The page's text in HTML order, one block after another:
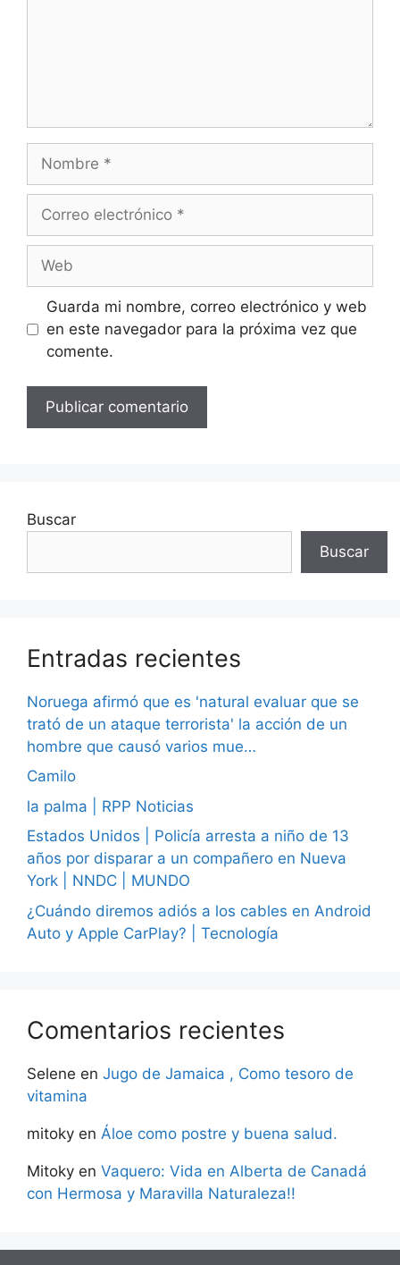
Nombre
Correo
Web
Guarda mi nombre, correo electrónico y web
en este navegador para la próxima vez que
comente.
Buscar
Buscar
Entradas recientes
Noruega afirmó que es 'natural evaluar que se
trató de un ataque terrorista' la acción de un
hombre que causó varios mue…
Camilo
la palma | RPP Noticias
Estados Unidos | Policía arresta a niño de 13
años por disparar a un compañero en Nueva
York | NNDC | MUNDO
¿Cuándo diremos adiós a los cables en Android
Auto y Apple CarPlay? | Tecnología
Comentarios recientes
Selene en Jugo de Jamaica , Como tesoro de
vitamina
mitoky en Áloe como postre y buena salud.
Mitoky en Vaquero: Vida en Alberta de Canadá
con Hermosa y Maravilla Naturaleza!!